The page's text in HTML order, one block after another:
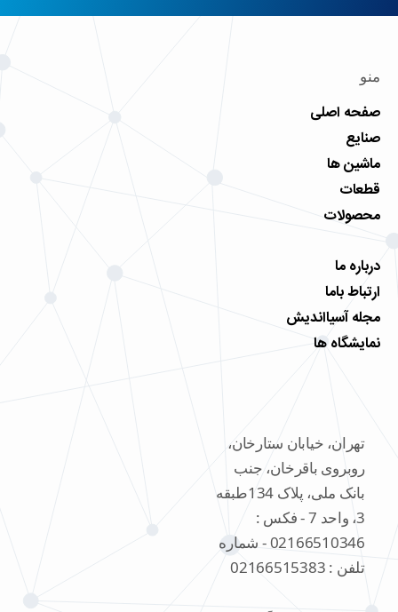
منو
صفحه اصلی
صنایع
ماشین ها
قطعات
محصولات
درباره ما
ارتباط باما
مجله آسیااندیش
نمایشگاه ها
تهران، خیابان ستارخان،
روبروی باقرخان، جنب
بانک ملی، پلاک 134طبقه
3، واحد 7 - فکس :
02166510346 - شماره
تلفن : 02166515383